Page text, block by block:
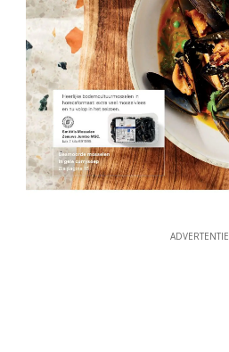
ADVERTENTIE